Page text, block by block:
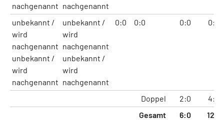
nachgenannt nachgenannt
unbekannt /
wird
nachgenannt
unbekannt /
wird
nachgenannt
unbekannt /
wird
nachgenannt
unbekannt /
wird
nachgenannt
0:0 0:0 0:0 0:0
Doppel 2:0
4:0
Gesamt
6:0 12:1